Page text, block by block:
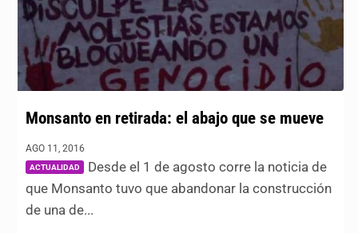
Monsanto en retirada: el abajo que se mueve
AGO 11, 2016
ACTUALIDAD
Desde el 1 de agosto corre la noticia de
que Monsanto tuvo que abandonar la construcción
de una de...